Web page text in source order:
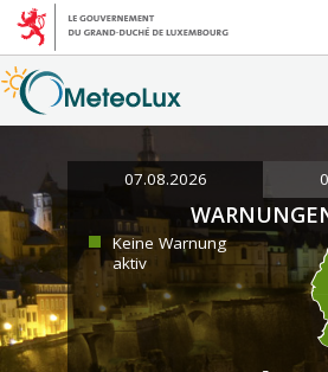
07.08.2026
Keine Warnung
aktiv